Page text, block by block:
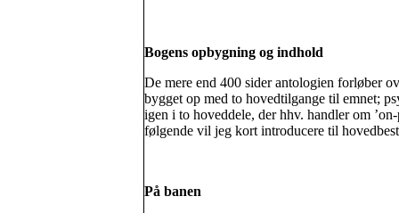
Bogens opbygning og indhold
De mere end 400 sider antologien forløber
bygget op med to hovedtilgange til emnet;
igen i to hoveddele, der hhv. handler om
følgende vil jeg kort introducere til
På banen